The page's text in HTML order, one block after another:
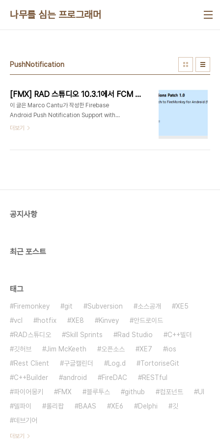
나무를 심는 프로그래머
PushNotification
[FMX] RAD 스튜디오 10.3.1에서 FCM 전송 설정하기
이 글은 Marco Cantu가 작성한 Firebase
Android Push Notification Support with
RAD Studio 10.3.1의 의역입니다. 구글은 다음과
C++Builder 및 RAD 스튜디오 10.3.1을 사용해
더보기
공지사항
최근 포스트
태그
Firemonkey git Subversion 소스공개
XE5
vcl
hotfix XE8 Kinvey
안드로이드
RAD스튜디오
Skill Sprints Rad Studio
C++빌더
깃허브
Jim McKeeth 오픈소스 XE7
ios
Rest Client
구글캘린더 Log.d
TortoriseGit
C++Builder
android FireDAC
RESTful
파이어몽키
FMX 블루투스 github 컴포넌트
UI
델파이
롤리팝 BAAS XE6 Delphi
깃
데브기어
더보기